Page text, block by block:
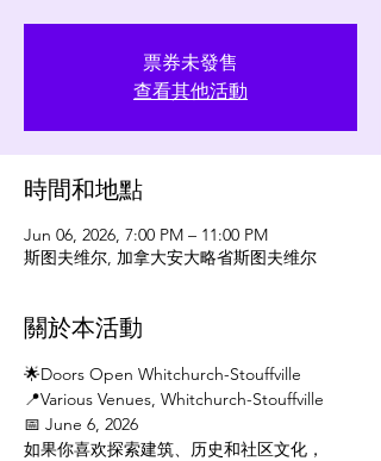
票券未發售
查看其他活動
時間和地點
Jun 06, 2026, 7:00 PM – 11:00 PM
斯图夫维尔, 加拿大安大略省斯图夫维尔
關於本活動
🌟Doors Open Whitchurch-Stouffville
📍Various Venues, Whitchurch-Stouffville
📅 June 6, 2026
如果你喜欢探索建筑、历史和社区文化，